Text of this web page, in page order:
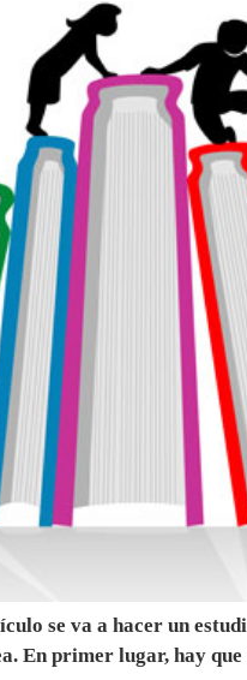
se va a hacer un
En primer lugar, hay